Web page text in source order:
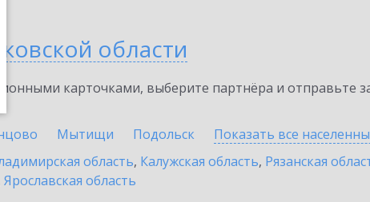
области
карточками, выберите партнёра и отправьте
Мытищи Подольск Показать все
область, Калужская область, Рязанская
Ярославская область